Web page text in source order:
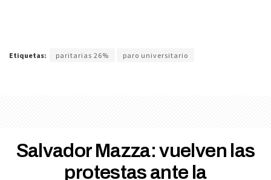
Etiquetas: paritarias 26% paro universitario
Salvador Mazza: vuelven las
protestas ante la